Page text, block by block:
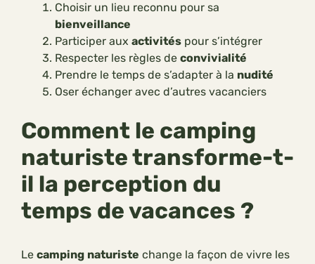
Choisir un lieu reconnu pour sa
bienveillance
Participer aux activités pour s’intégrer
Respecter les règles de convivialité
Prendre le temps de s’adapter à la nudité
Oser échanger avec d’autres vacanciers
Comment le camping
naturiste transforme-t-
il la perception du
temps de vacances ?
Le camping naturiste change la façon de vivre les